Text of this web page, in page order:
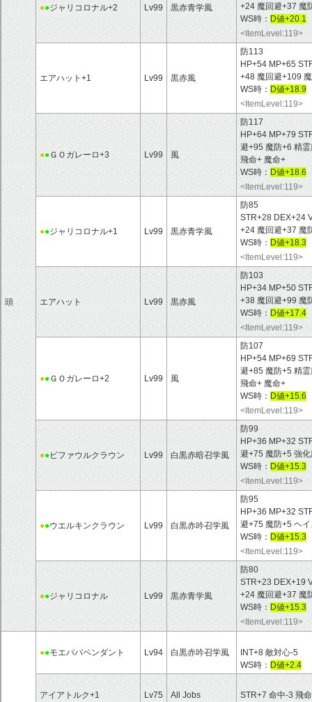
頭
●●ジャリコロナル+2 Lv99 黒赤青学風
+24 魔回避+37 魔
WS時： D値+20.1
<ItemLevel:119>
エアハット+1 Lv99 黒赤風
防113
HP+54 MP+65
+48 魔回避+109
WS時： D値+18.9
<ItemLevel:119>
●●ＧＯガレーロ+3 Lv99 風
防117
HP+64 MP+79
避+95 魔防+6 精
飛命+ 魔命+
WS時： D値+18.6
<ItemLevel:119>
●●ジャリコロナル+1 Lv99 黒赤青学風
防85
STR+28 DEX+24
+24 魔回避+37 魔
WS時： D値+18.3
<ItemLevel:119>
エアハット Lv99 黒赤風
防103
HP+34 MP+50
+38 魔回避+99 魔
WS時： D値+17.4
<ItemLevel:119>
●●ＧＯガレーロ+2 Lv99 風
防107
HP+54 MP+69
避+85 魔防+5 精
飛命+ 魔命+
WS時： D値+15.6
<ItemLevel:119>
●●ビファウルクラウン Lv99 白黒赤暗召学風
防99
HP+36 MP+32
避+75 魔防+5 強
WS時： D値+15.3
<ItemLevel:119>
●●ウエルキンクラウン Lv99 白黒赤吟召学風
防95
HP+36 MP+32
避+75 魔防+5 ヘ
WS時： D値+15.3
<ItemLevel:119>
●●ジャリコロナル Lv99 黒赤青学風
防80
STR+23 DEX+19
+24 魔回避+37 魔
WS時： D値+15.3
<ItemLevel:119>
●●モエパパペンダント Lv94 白黒赤吟召学風
INT+8 敵対心-5
WS時： D値+2.4
アイアトルク+1 Lv75 All Jobs
STR+7 命中-3 飛